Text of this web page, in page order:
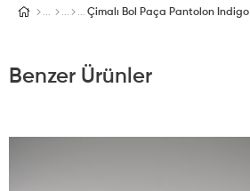
Çimalı Bol Paça Pantolon Indigo
Benzer Ürünler